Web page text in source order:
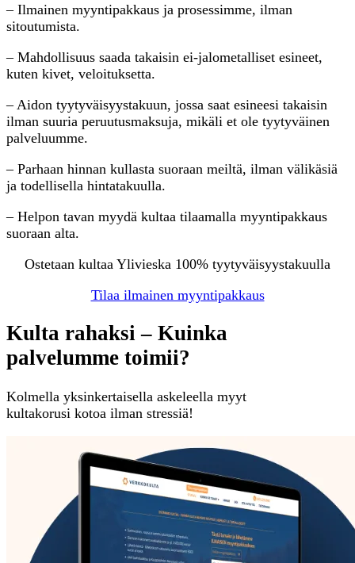
– Ilmainen myyntipakkaus ja prosessimme, ilman
sitoutumista.
– Mahdollisuus saada takaisin ei-jalometalliset esineet,
kuten kivet, veloituksetta.
– Aidon tyytyväisyystakuun, jossa saat esineesi takaisin
ilman suuria peruutusmaksuja, mikäli et ole tyytyväinen
palveluumme.
– Parhaan hinnan kullasta suoraan meiltä, ilman välikäsiä
ja todellisella hintatakuulla.
– Helpon tavan myydä kultaa tilaamalla myyntipakkaus
suoraan alta.
Ostetaan kultaa Ylivieska 100% tyytyväisyystakuulla
Tilaa ilmainen myyntipakkaus
Kulta rahaksi – Kuinka
palvelumme toimii?
Kolmella yksinkertaisella askeleella myyt
kultakorusi kotoa ilman stressiä!